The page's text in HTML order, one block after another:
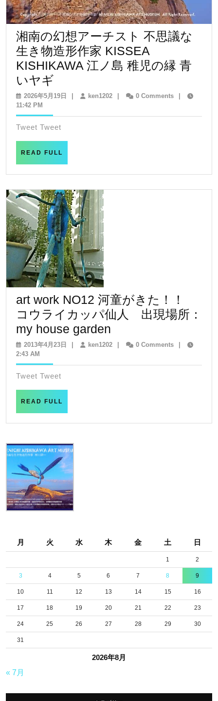
湘南の幻想アーチスト 不思議な
生き物造形作家 KISSEA
KISHIKAWA 江ノ島 稚児の縁 青
いヤギ
南
幻
想
ア
ー
ス
ト
不
思
議
な
生
き
物
造
形
家
KISSEA
KISHIKAWA
江
島
稚
児
の
縁
ヤ
2026年5月19日 2026
日
| ken1202ken1202
| 0 Comments
|
11:42 PM
Tweet Tweet
READ FULL
art work NO12 河童がきた！！
コウライカッパ仙人 出現場所：
my house garden
work
仙
現
場
所：
my
house
garden
2013年4月23日 2013
日
| ken1202ken1202
| 0 Comments
|
2:43 AM
Tweet Tweet
READ FULL
2026年8月
月 火 水 木 金 土 日
1 2
3 4 5 6 7 8 9
10 11 12 13 14 15 16
17 18 19 20 21 22 23
24 25 26 27 28 29 30
31
« 7月